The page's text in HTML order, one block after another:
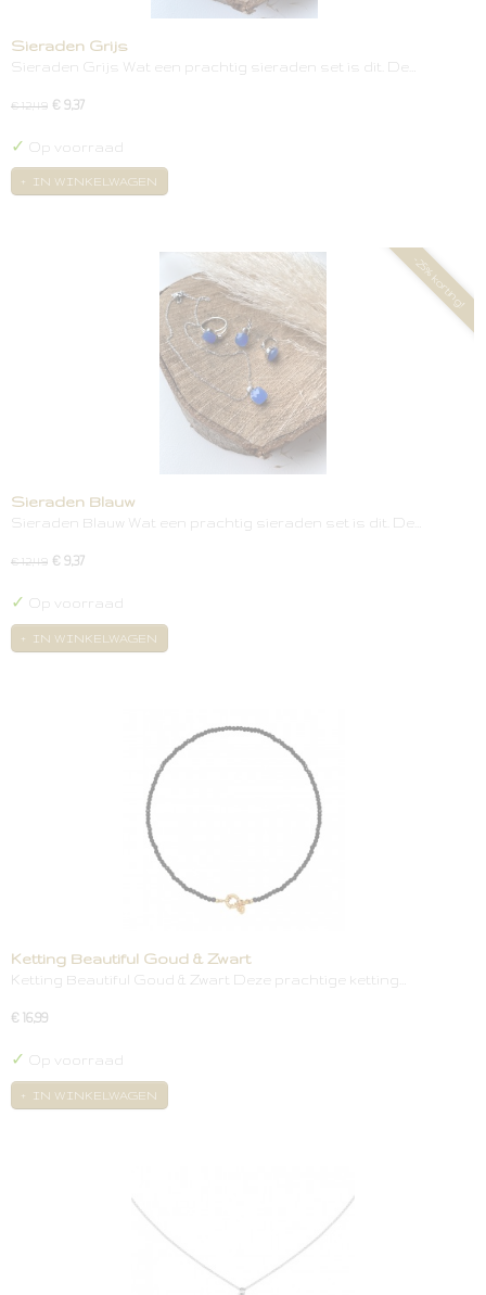
Sieraden Grijs
Sieraden Grijs Wat een prachtig sieraden set is dit. De…
€ 12,49 € 9,37
✓ Op voorraad
IN WINKELWAGEN
-25% korting!
Sieraden Blauw
Sieraden Blauw Wat een prachtig sieraden set is dit. De…
€ 12,49 € 9,37
✓ Op voorraad
IN WINKELWAGEN
Ketting Beautiful Goud & Zwart
Ketting Beautiful Goud & Zwart Deze prachtige ketting…
€ 16,99
✓ Op voorraad
IN WINKELWAGEN